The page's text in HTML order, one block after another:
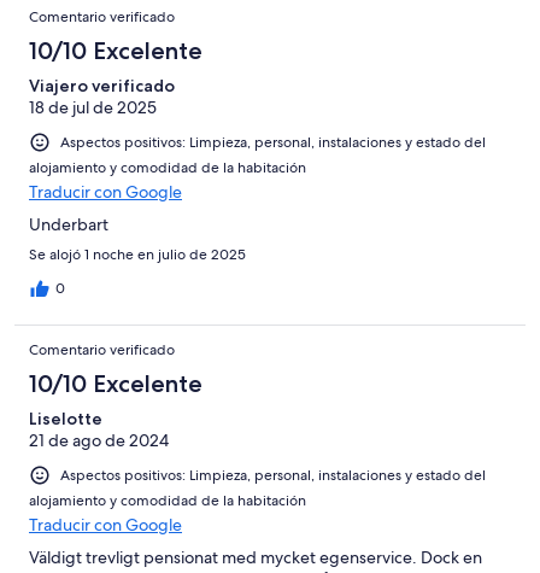
Comentario verificado
10/10 Excelente
Viajero verificado
18 de jul de 2025
Aspectos positivos: Limpieza, personal, instalaciones y estado del
alojamiento y comodidad de la habitación
Traducir con Google
Underbart
Se alojó 1 noche en julio de 2025
0
Comentario verificado
10/10 Excelente
Liselotte
21 de ago de 2024
Aspectos positivos: Limpieza, personal, instalaciones y estado del
alojamiento y comodidad de la habitación
Traducir con Google
Väldigt trevligt pensionat med mycket egenservice. Dock en